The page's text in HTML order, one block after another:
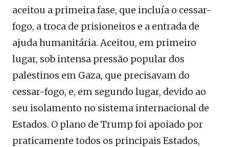
aceitou a primeira fase, que incluía o cessar-
fogo, a troca de prisioneiros e a entrada de
ajuda humanitária. Aceitou, em primeiro
lugar, sob intensa pressão popular dos
palestinos em Gaza, que precisavam do
cessar-fogo, e, em segundo lugar, devido ao
seu isolamento no sistema internacional de
Estados. O plano de Trump foi apoiado por
praticamente todos os principais Estados,